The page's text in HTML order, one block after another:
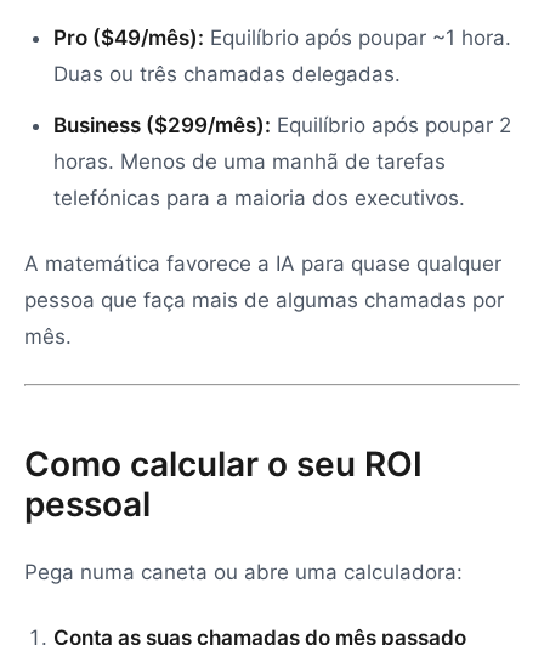
Pro ($49/mês): Equilíbrio após poupar ~1 hora.
Duas ou três chamadas delegadas.
Business ($299/mês): Equilíbrio após poupar 2
horas. Menos de uma manhã de tarefas
telefónicas para a maioria dos executivos.
A matemática favorece a IA para quase qualquer
pessoa que faça mais de algumas chamadas por
mês.
Como calcular o seu ROI
pessoal
Pega numa caneta ou abre uma calculadora:
Conta as suas chamadas do mês passado